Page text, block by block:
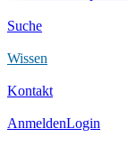
Suche
Wissen
Kontakt
AnmeldenLogin